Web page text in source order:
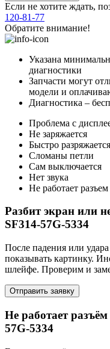
Если не хотите ждать,
120-81-77
Обратите внимание!
Указана
диагностики
Запчасти могут
модели и
Диагностика –
Проблема с
Не заряжается
Быстро разряжается
Сломаны петли
Сам выключается
Нет звука
Не работает разъем
Разбит экран или
SF314-57G-5334
После падения или
показывать картинку.
шлейфе. Проверим и
Отправить заявку
Не работает
57G-5334